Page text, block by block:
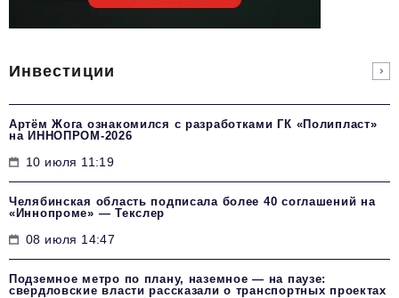
Инвестиции
Артём Жога ознакомился с разработками ГК «Полипласт»
на ИННОПРОМ-2026
10 июля 11:19
Челябинская область подписала более 40 соглашений на
«Иннопроме» — Текслер
08 июля 14:47
Подземное метро по плану, наземное — на паузе:
свердловские власти рассказали о транспортных проектах